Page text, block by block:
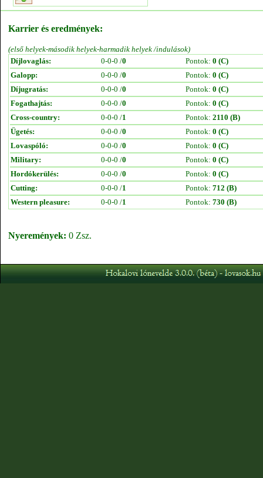
Karrier és eredmények:
(első helyek-második helyek-harmadik helyek /indulások)
Díjlovaglás:
0-0-0 /0 Pontok: 0 (C)
Galopp:
0-0-0 /0 Pontok: 0 (C)
Díjugratás:
0-0-0 /0 Pontok: 0 (C)
Fogathajtás:
0-0-0 /0 Pontok: 0 (C)
Cross-country:
0-0-0 /1 Pontok: 2110 (B)
Ügetés:
0-0-0 /0 Pontok: 0 (C)
Lovaspóló:
0-0-0 /0 Pontok: 0 (C)
Military:
0-0-0 /0 Pontok: 0 (C)
Hordókerülés:
0-0-0 /0 Pontok: 0 (C)
Cutting:
0-0-0 /1 Pontok: 712 (B)
Western pleasure:
0-0-0 /1 Pontok: 730 (B)
Nyeremények: 0 Zsz.